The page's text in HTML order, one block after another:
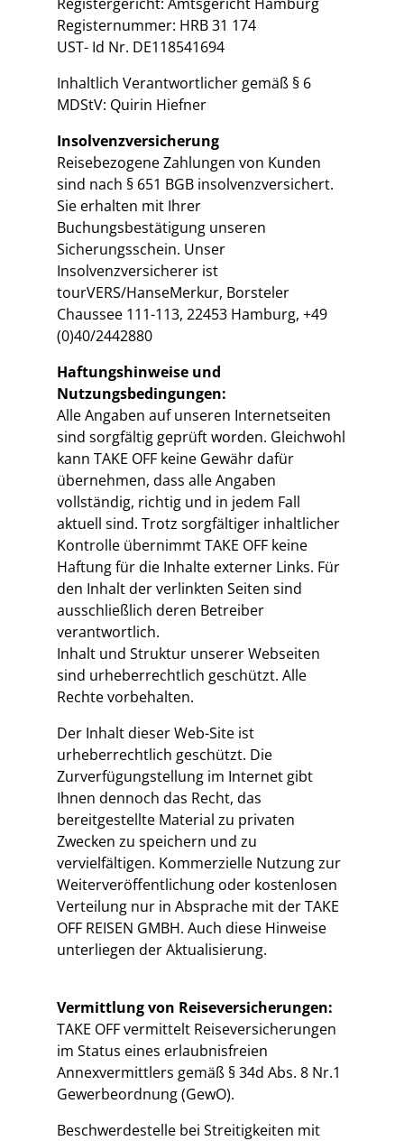
Registernummer: HRB 31 174
UST- Id Nr. DE118541694
Inhaltlich Verantwortlicher gemäß § 6
MDStV: Quirin Hiefner
Insolvenzversicherung
Reisebezogene Zahlungen von Kunden
sind nach § 651 BGB insolvenzversichert.
Sie erhalten mit Ihrer
Buchungsbestätigung unseren
Sicherungsschein. Unser
Insolvenzversicherer ist
tourVERS/HanseMerkur, Borsteler
Chaussee 111-113, 22453 Hamburg, +49
(0)40/2442880
Haftungshinweise und
Nutzungsbedingungen:
Alle Angaben auf unseren Internetseiten
sind sorgfältig geprüft worden. Gleichwohl
kann TAKE OFF keine Gewähr dafür
übernehmen, dass alle Angaben
vollständig, richtig und in jedem Fall
aktuell sind. Trotz sorgfältiger inhaltlicher
Kontrolle übernimmt TAKE OFF keine
Haftung für die Inhalte externer Links. Für
den Inhalt der verlinkten Seiten sind
ausschließlich deren Betreiber
verantwortlich.
Inhalt und Struktur unserer Webseiten
sind urheberrechtlich geschützt. Alle
Rechte vorbehalten.
Der Inhalt dieser Web-Site ist
urheberrechtlich geschützt. Die
Zurverfügungstellung im Internet gibt
Ihnen dennoch das Recht, das
bereitgestellte Material zu privaten
Zwecken zu speichern und zu
vervielfältigen. Kommerzielle Nutzung zur
Weiterveröffentlichung oder kostenlosen
Verteilung nur in Absprache mit der TAKE
OFF REISEN GMBH. Auch diese Hinweise
unterliegen der Aktualisierung.
Vermittlung von Reiseversicherungen:
TAKE OFF vermittelt Reiseversicherungen
im Status eines erlaubnisfreien
Annexvermittlers gemäß § 34d Abs. 8 Nr.1
Gewerbeordnung (GewO).
Beschwerdestelle bei Streitigkeiten mit